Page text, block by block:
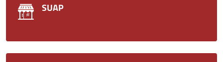
SUAP